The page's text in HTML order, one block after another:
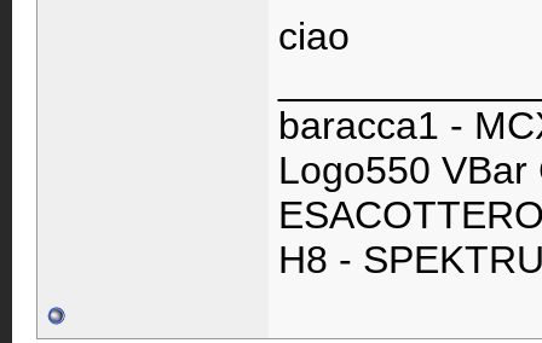
ciao
baracca1 -
Logo550
H8 -